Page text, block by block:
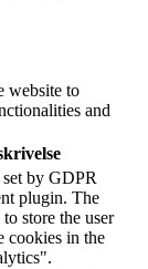
website to
and
by GDPR
plugin. The
store the user
cookies in the